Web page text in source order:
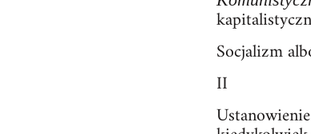
Socjalizm
II